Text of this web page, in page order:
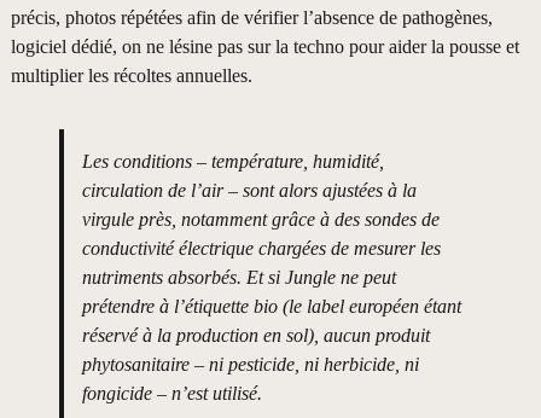
précis, photos répétées afin de vérifier l’absence de pathogènes,
logiciel dédié, on ne lésine pas sur la techno pour aider la pousse et
multiplier les récoltes annuelles.
Les conditions – température, humidité,
circulation de l’air – sont alors ajustées à la
virgule près, notamment grâce à des sondes de
conductivité électrique chargées de mesurer les
nutriments absorbés. Et si Jungle ne peut
prétendre à l’étiquette bio (le label européen étant
réservé à la production en sol), aucun produit
phytosanitaire – ni pesticide, ni herbicide, ni
fongicide – n’est utilisé.